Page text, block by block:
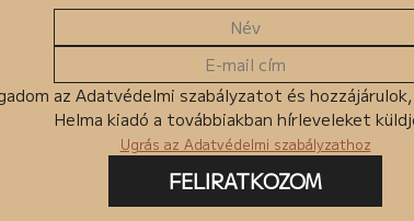
az Adatvédelmi szabályzatot és hozzájárulok,
Helma kiadó a továbbiakban hírleveleket
Ugrás az Adatvédelmi szabályzathoz
FELIRATKOZOM